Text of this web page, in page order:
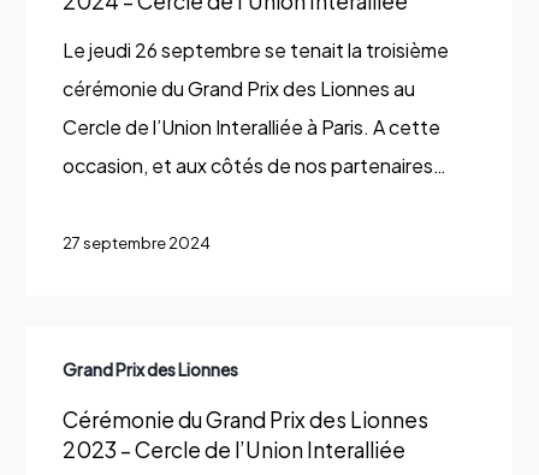
Lionnes
2024
Le jeudi 26 septembre se tenait la troisième
cérémonie du Grand Prix des Lionnes au
Cercle de l’Union Interalliée à Paris. A cette
occasion, et aux côtés de nos partenaires…
27 septembre 2024
Grand
Grand Prix des Lionnes
Cérémonie du Grand Prix des Lionnes
2023 – Cercle de l’Union Interalliée